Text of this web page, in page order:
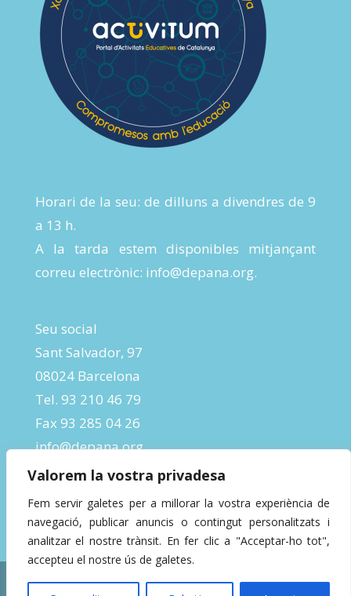
Valorem la vostra privadesa
Fem servir galetes per a millorar la vostra experiència de
navegació, publicar anuncis o contingut personalitzats i
analitzar el nostre trànsit. En fer clic a "Acceptar-ho tot",
accepteu el nostre ús de galetes.
Horari de la seu: de dilluns a divendres de 9
a 13 h.
A la tarda estem disponibles mitjançant
correu electrònic: info@depana.org.
Seu social
Sant Salvador, 97
08024 Barcelona
Tel. 93 210 46 79
Fax 93 285 04 26
info@depana.org
Designed byInBeta Crafts| Powered by